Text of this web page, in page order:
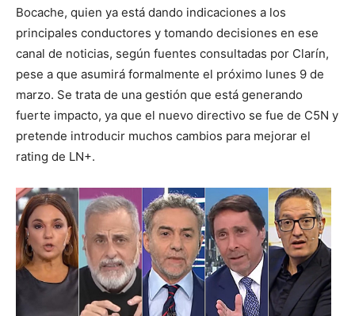
Bocache, quien ya está dando indicaciones a los
principales conductores y tomando decisiones en ese
canal de noticias, según fuentes consultadas por Clarín,
pese a que asumirá formalmente el próximo lunes 9 de
marzo. Se trata de una gestión que está generando
fuerte impacto, ya que el nuevo directivo se fue de C5N y
pretende introducir muchos cambios para mejorar el
rating de LN+.